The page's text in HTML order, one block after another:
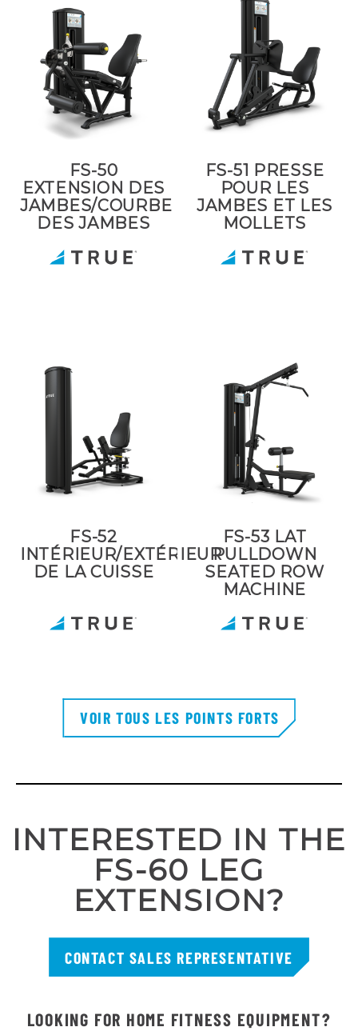
FS-50
EXTENSION DES
JAMBES/COURBE
DES JAMBES
FS-51 PRESSE
POUR LES
JAMBES ET LES
MOLLETS
FS-52
INTÉRIEUR/EXTÉRIEUR
DE LA CUISSE
FS-53 LAT
PULLDOWN
SEATED ROW
MACHINE
VOIR TOUS LES POINTS FORTS
INTERESTED IN THE
FS-60 LEG
EXTENSION?
CONTACT SALES REPRESENTATIVE
LOOKING FOR HOME FITNESS EQUIPMENT?